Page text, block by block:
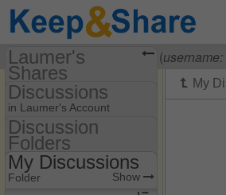
VisitingLaumer Kohler (username:
Laumer's
Shares
(laumerkohler)
Share Page
Discussions
Discussions
in Laumer's Account
Discussion Folders
Discussion
Folders
Folder Set Show
My Discussions
Folder Show